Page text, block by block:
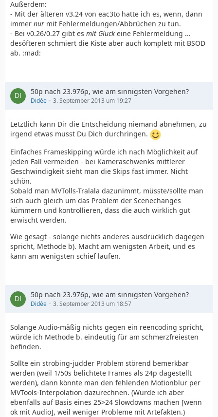
Außerdem:
- Mit der älteren v3.24 von eac3to hatte ich es, wenn, dann
immer nur mit Fehlermeldungen/Abbrüchen zu tun.
- Bei v0.26/0.27 gibt es mit Glück eine Fehlermeldung ...
desöfteren schmiert die Kiste aber auch komplett mit BSOD
ab. :mad:
50p nach 23.976p, wie am sinnigsten Vorgehen?
Didée 3. September 2013 um 19:27
Letztlich kann Dir die Entscheidung niemand abnehmen, zu
irgend etwas musst Du Dich durchringen.
Einfaches Frameskipping würde ich nach Möglichkeit auf
jeden Fall vermeiden - bei Kameraschwenks mittlerer
Geschwindigkeit sieht man die Skips fast immer. Nicht
schön.
Sobald man MVTolls-Tralala dazunimmt, müsste/sollte man
sich auch gleich um das Problem der Scenechanges
kümmern und kontrollieren, dass die auch wirklich gut
erwischt werden.
Wie gesagt - solange nichts anderes ausdrücklich dagegen
spricht, Methode b). Macht am wenigsten Arbeit, und es
kann am wenigsten schief laufen.
50p nach 23.976p, wie am sinnigsten Vorgehen?
Didée 3. September 2013 um 18:57
Solange Audio-mäßig nichts gegen ein reencoding spricht,
würde ich Methode b. eindeutig für am schmerzfreiesten
befinden.
Sollte ein strobing-judder Problem störend bemerkbar
werden (weil 1/50s belichtete Frames als 24p dagestellt
werden), dann könnte man den fehlenden Motionblur per
MVTools-Interpolation dazurechnen. (Würde ich aber
ebenfalls auf Basis eines 25>24 Slowdowns machen [wenn
ok mit Audio], weil weniger Probleme mit Artefakten.)